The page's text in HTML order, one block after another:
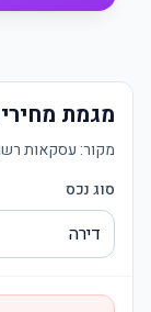
מגמת
מקור: עסקאות
סוג נכס